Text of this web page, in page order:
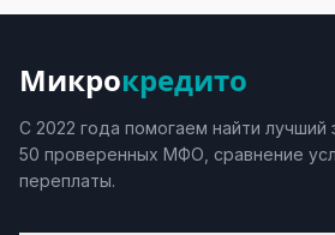
Микрокредито
С 2022 года помогаем найти лучший
50 проверенных МФО, сравнение
переплаты.